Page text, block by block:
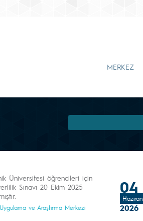
MERKEZ
Üniversitesi öğrencileri için
Sınavı 20 Ekim 2025
ve Araştırma Merkezi
04
Haziran
2026